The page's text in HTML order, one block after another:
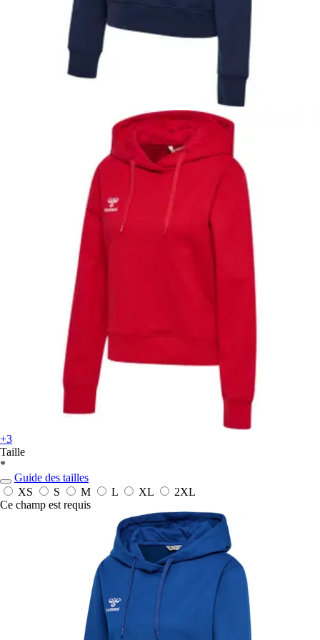
+3
Taille
*
Guide des tailles
XS
S M L XL
2XL
Ce champ est requis